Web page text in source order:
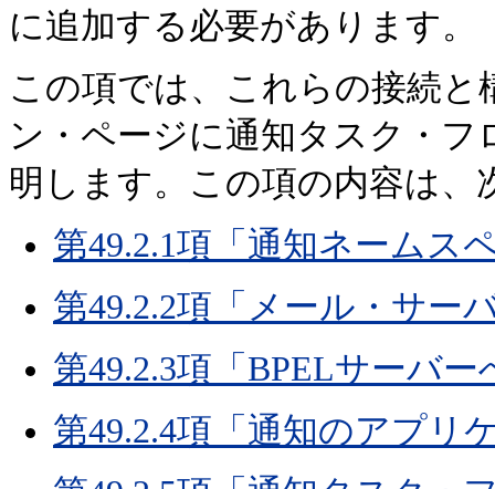
に追加する必要があります。
この項では、これらの接続
ン・ページに通知タスク・
明します。この項の内容は、
第49.2.1項「通知ネームス
第49.2.2項「メール・サー
第49.2.3項「BPELサーバ
第49.2.4項「通知のアプリ